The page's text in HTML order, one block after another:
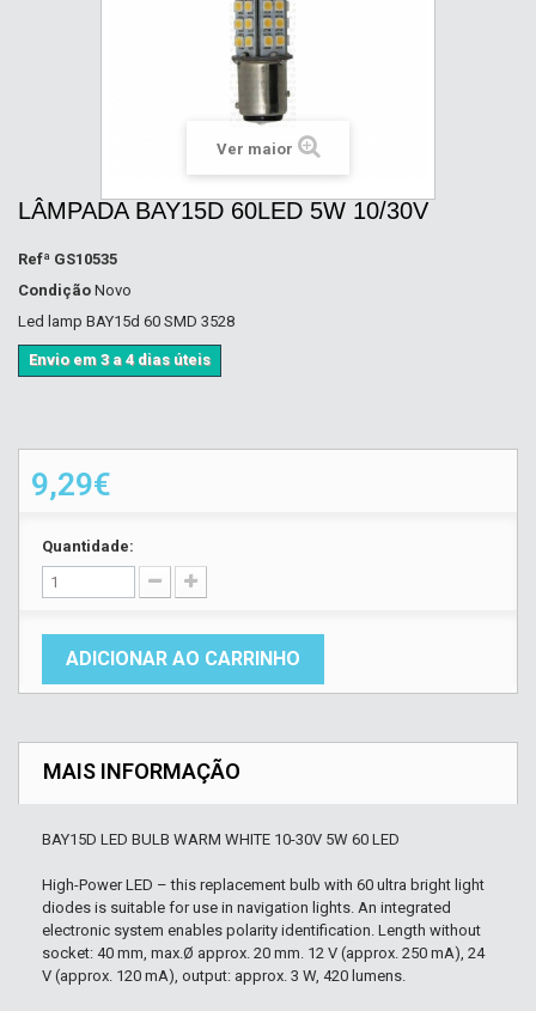
Ver maior
LÂMPADA BAY15D 60LED 5W 10/30V
Refª GS10535
Condição Novo
Led lamp BAY15d 60 SMD 3528
Envio em 3 a 4 dias úteis
9,29€
Quantidade:
ADICIONAR AO CARRINHO
MAIS INFORMAÇÃO
BAY15D LED BULB WARM WHITE 10-30V 5W 60 LED
High-Power LED – this replacement bulb with 60 ultra bright light
diodes is suitable for use in navigation lights. An integrated
electronic system enables polarity identification. Length without
socket: 40 mm, max.Ø approx. 20 mm. 12 V (approx. 250 mA), 24
V (approx. 120 mA), output: approx. 3 W, 420 lumens.